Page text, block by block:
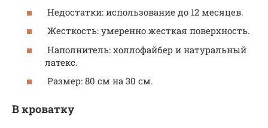
Недостатки: использование до 12 месяцев.
Жесткость: умеренно жесткая поверхность.
Наполнитель: холлофайбер и натуральный
латекс.
Размер: 80 см на 30 см.
В кроватку